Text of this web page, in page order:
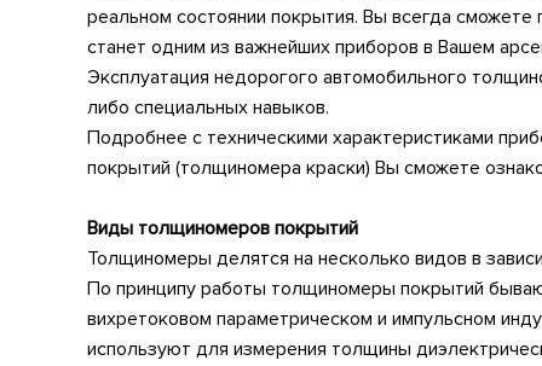
реальном состоянии покрытия. Вы всегда
станет одним из важнейших приборов в Вашем
Эксплуатация недорогого автомобильного
либо специальных навыков.
Подробнее с техническими характеристиками
покрытий (толщиномера краски) Вы сможете
Виды толщиномеров покрытий
Толщиномеры делятся на несколько видов в
По принципу работы толщиномеры покрытий
вихретоковом параметрическом и импульсном
используют для измерения толщины